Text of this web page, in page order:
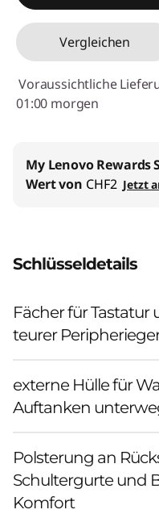
Vergleichen
Voraussichtliche
01:00 morgen
My Lenovo Rewards
Wert von CHF2 Jetzt
Schlüsseldetails
Fächer für Tastatur
teurer
externe Hülle für
Auftanken
Polsterung an
Schultergurte und
Komfort